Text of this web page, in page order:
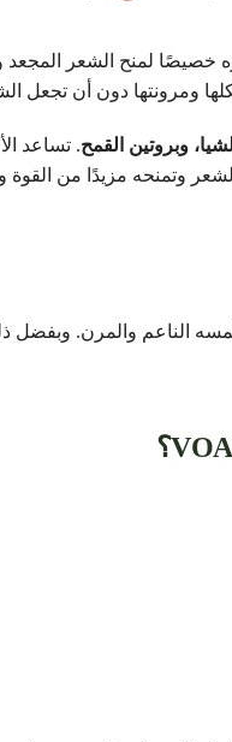
لمنح الشعر المجعد
ومرونتها دون أن تجعل
وبروتين القمح. تساعد
وتمنحه مزيدًا من القوة
الناعم والمرن.